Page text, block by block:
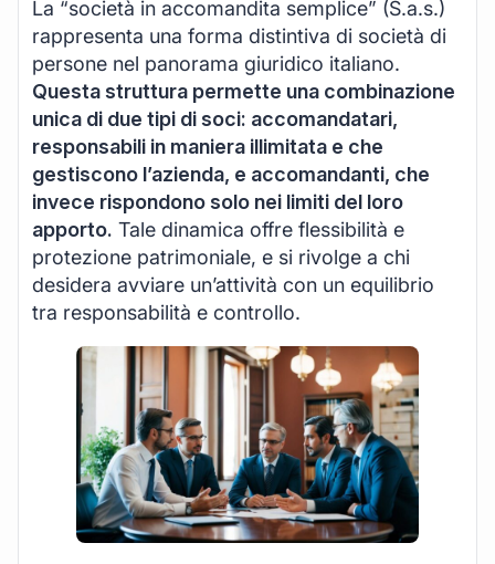
La “società in accomandita semplice” (S.a.s.)
rappresenta una forma distintiva di società di
persone nel panorama giuridico italiano.
Questa struttura permette una combinazione
unica di due tipi di soci: accomandatari,
responsabili in maniera illimitata e che
gestiscono l’azienda, e accomandanti, che
invece rispondono solo nei limiti del loro
apporto. Tale dinamica offre flessibilità e
protezione patrimoniale, e si rivolge a chi
desidera avviare un’attività con un equilibrio
tra responsabilità e controllo.